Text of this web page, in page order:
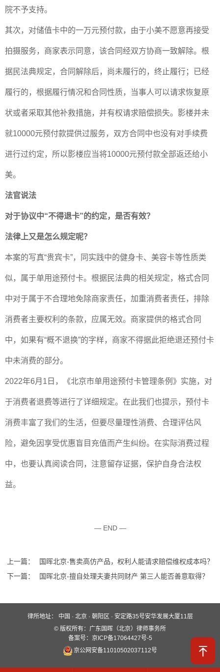
院不予支持。
其次，对储值卡中的一万元预付款，由于小美不愿意再接受
拍摄服务，商家表示同意，该合同经双方协商一致解除。根
据民法典规定，合同解除后，尚未履行的，终止履行；已经
履行的，根据履行情况和合同性质，当事人可以请求恢复原
状或者采取其他补救措施，并有权请求赔偿损失。影楼并未
就10000元预付款提供过服务，双方合同中也没有对手续费
进行过约定，所以影楼应当将10000元预付款全部返还给小
美。
法官说法
对于协议中“不得退卡”的约定，是否有效？
法律上又是怎么规定呢？
本案的写真“贵宾卡”，同实践中的健身卡、美容卡等性质类
似，属于单用途预付卡。根据民法典的相关规定，格式合同
中对于属于不合理地免除商家责任，加重消费者责任，排除
消费者主要权利的条款，应属无效。商家提供的格式合同
中，如果有“概不退换”的字样，商家不得据此拒绝退还预付卡
中未消费的部分。
2022年6月 1 日，《北京市单用途预付卡管理条例》实施，对
于消费者退费等进行了详细规定。在此我们也提示，预付卡
消费丰富了我们的生活，但要尽量理性消费、合理评估风
险，避免因享受优惠盲目充值而产生纠纷。在实际消费过程
中，也要认真阅读合同，注意留存证据，保护自身合法权
益。
— END —
上一篇：
国晖北京-售卖高仿产品，权利人能请求赔偿维权成本吗？
下一篇：
国晖北京-擅自处理夫妻共同财产 第三人能否善意取得？
律所地址： 中国 · 北京 · 朝阳区 · 安定路35号安华发展大厦11层
业务领域 国晖团队
新闻动态 案例分析
© 版权所有：广东国晖（北京）律师事务所
备案号：京ICP备17064427号-5
京公网安备11010502037112号